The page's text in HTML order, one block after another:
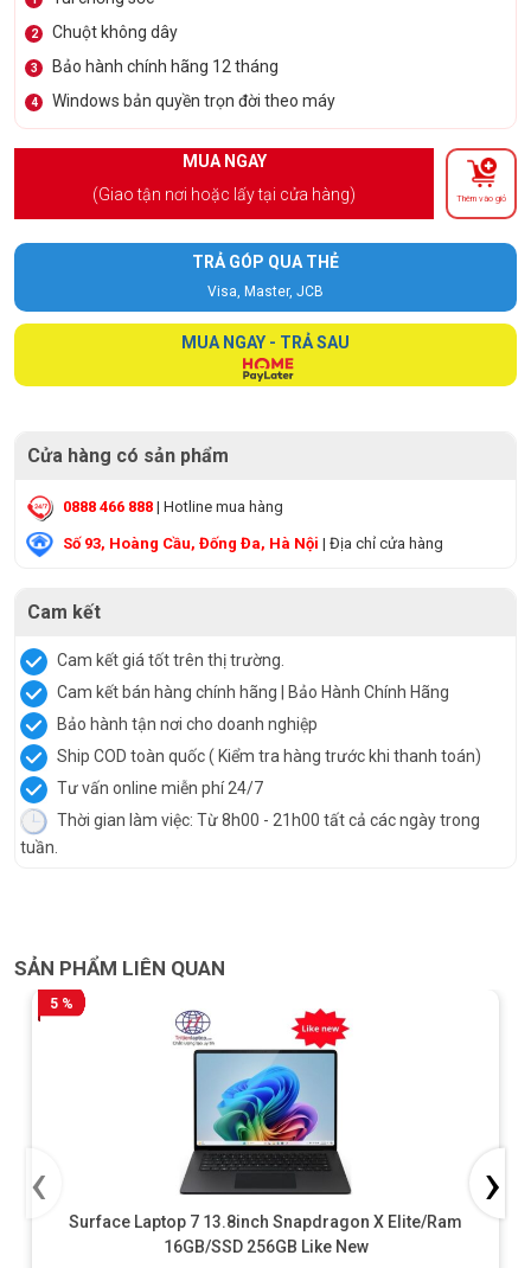
2 Chuột không dây
3 Bảo hành chính hãng 12 tháng
4 Windows bản quyền trọn đời theo máy
MUA NGAY
(Giao tận nơi hoặc lấy tại cửa hàng)
Thêm vào giỏ
TRẢ GÓP QUA THẺ
Visa, Master, JCB
MUA NGAY - TRẢ SAU
Cửa hàng có sản phẩm
0888 466 888 | Hotline mua hàng
Số 93, Hoàng Cầu, Đống Đa, Hà Nội | Địa chỉ cửa hàng
Cam kết
Cam kết giá tốt trên thị trường.
Cam kết bán hàng chính hãng | Bảo Hành Chính Hãng
Bảo hành tận nơi cho doanh nghiệp
Ship COD toàn quốc ( Kiểm tra hàng trước khi thanh toán)
Tư vấn online miễn phí 24/7
Thời gian làm việc: Từ 8h00 - 21h00 tất cả các ngày trong
tuần.
SẢN PHẨM LIÊN QUAN
5 %
Surface Laptop 7 13.8inch Snapdragon X Elite/Ram
16GB/SSD 256GB Like New
‹ ›